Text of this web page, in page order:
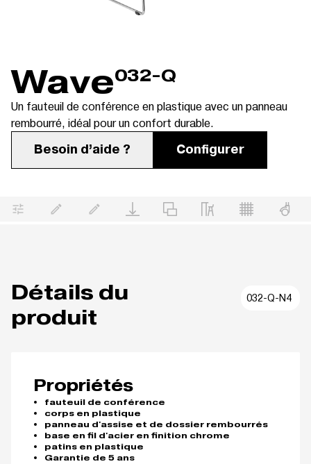
Wave032-Q
Un fauteuil de conférence en plastique avec un panneau
rembourré, idéal pour un confort durable.
Besoin d’aide ? Configurer
Détails du
produit
032-Q-N4
Propriétés
fauteuil de conférence
corps en plastique
panneau d'assise et de dossier rembourrés
base en fil d'acier en finition chrome
patins en plastique
Garantie de 5 ans